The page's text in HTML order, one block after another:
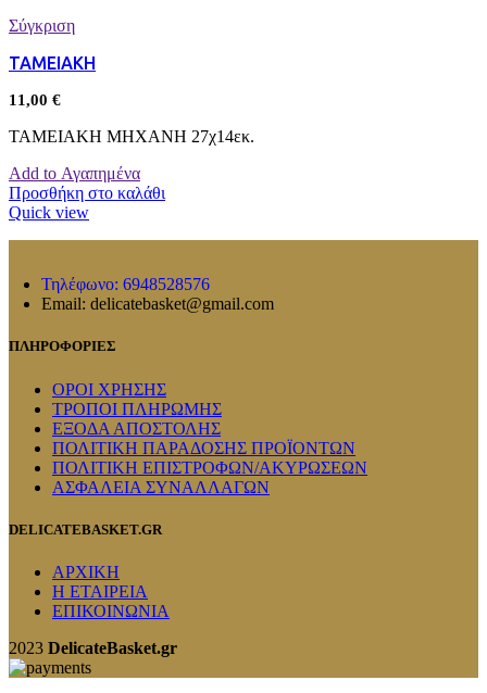
Σύγκριση
ΤΑΜΕΙΑΚΗ
11,00 €
ΤΑΜΕΙΑΚΗ ΜΗΧΑΝΗ 27χ14εκ.
Add to Αγαπημένα
Προσθήκη στο καλάθι
Quick view
Τηλέφωνο: 6948528576
Email: delicatebasket@gmail.com
ΠΛΗΡΟΦΟΡΙΕΣ
ΟΡΟΙ ΧΡΗΣΗΣ
ΤΡΟΠΟΙ ΠΛΗΡΩΜΗΣ
ΕΞΟΔΑ ΑΠΟΣΤΟΛΗΣ
ΠΟΛΙΤΙΚΗ ΠΑΡΑΔΟΣΗΣ ΠΡΟΪΟΝΤΩΝ
ΠΟΛΙΤΙΚΗ ΕΠΙΣΤΡΟΦΩΝ/ΑΚΥΡΩΣΕΩΝ
ΑΣΦΑΛΕΙΑ ΣΥΝΑΛΛΑΓΩΝ
DELICATEBASKET.GR
ΑΡΧΙΚΗ
Η ΕΤΑΙΡΕΙΑ
ΕΠΙΚΟΙΝΩΝΙΑ
2023 DelicateBasket.gr